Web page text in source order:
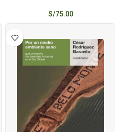
S/75.00